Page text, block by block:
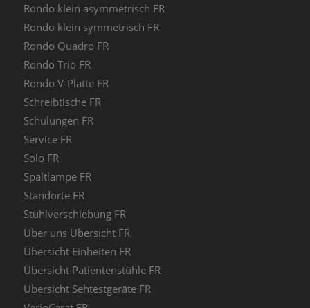
Rondo klein asymmetrisch FR
Rondo klein symmetrisch FR
Rondo Quadro FR
Rondo Trio FR
Rondo V-Platte FR
Schreibtische FR
Schulungen FR
Service FR
Solo FR
Spaltlampe FR
Standorte FR
Stuhlverschiebung FR
Über uns Übersicht FR
Übersicht Einheiten FR
Übersicht Patientenstühle FR
Übersicht Sehtestgeräte FR